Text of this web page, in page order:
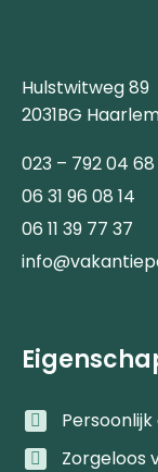
Hulstwitweg 89
2031BG
023 – 792 04 68
06 31 96 08 14
06 11 39 77 37
Persoonlijk
Zorgeloos